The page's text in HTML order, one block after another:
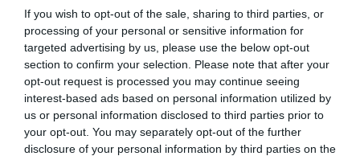
If you wish to opt-out of the sale, sharing to third parties, or
processing of your personal or sensitive information for
targeted advertising by us, please use the below opt-out
section to confirm your selection. Please note that after your
opt-out request is processed you may continue seeing
interest-based ads based on personal information utilized by
us or personal information disclosed to third parties prior to
your opt-out. You may separately opt-out of the further
disclosure of your personal information by third parties on the
DERNIERS COMMENTAIRES